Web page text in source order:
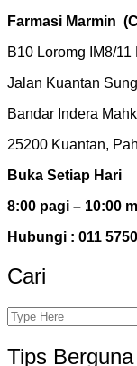
Farmasi Marmin
B10 Loromg IM8/
Jalan Kuantan
Bandar Indera
25200 Kuantan,
Buka Setiap Hari
8:00 pagi – 10:00
Hubungi : 011
Cari
Tips Berguna